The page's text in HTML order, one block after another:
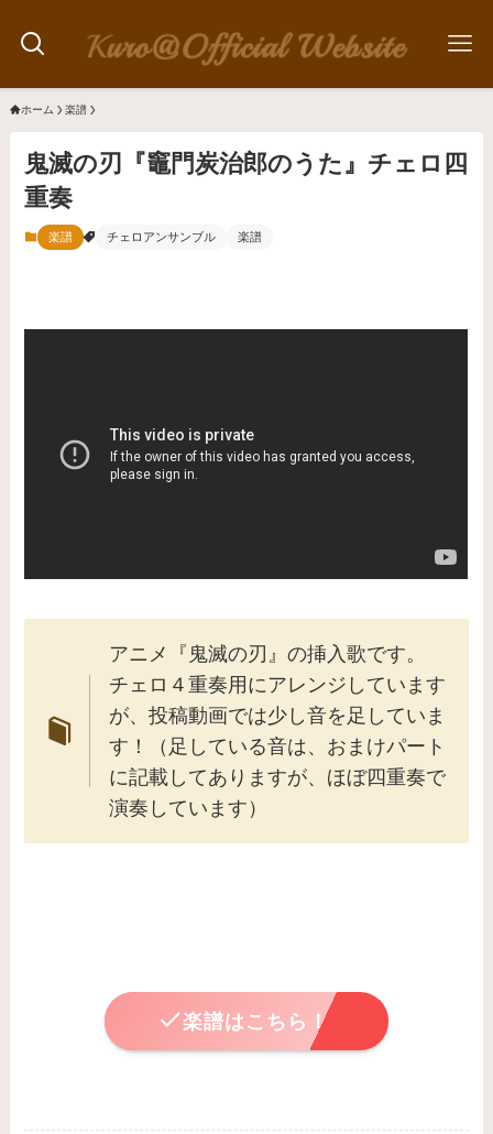
ホーム 楽譜
鬼滅の刃『竈門炭治郎のうた』チェロ四
重奏
楽譜 チェロアンサンブル 楽譜
アニメ『鬼滅の刃』の挿入歌です。
チェロ４重奏用にアレンジしています
が、投稿動画では少し音を足していま
す！（足している音は、おまけパート
に記載してありますが、ほぼ四重奏で
演奏しています）
楽譜はこちら！